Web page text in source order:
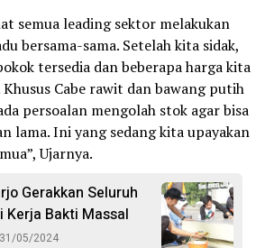
semua leading sektor melakukan
bersama-sama. Setelah kita sidak,
tersedia dan beberapa harga kita
Cabe rawit dan bawang putih
persoalan mengolah stok agar bisa
lama. Ini yang sedang kita upayakan
Ujarnya.
Gerakkan Seluruh
Kerja Bakti Massal
31/05/2024